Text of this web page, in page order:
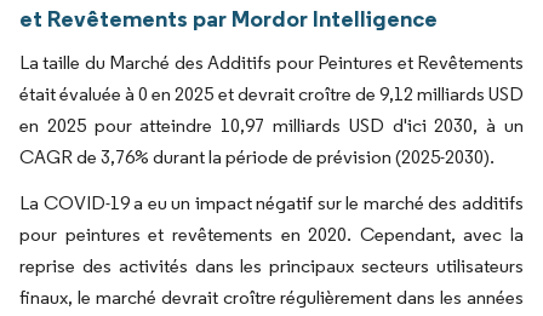
et Revêtements par Mordor Intelligence
La taille du Marché des Additifs pour Peintures et Revêtements
était évaluée à 0 en 2025 et devrait croître de 9,12 milliards USD
en 2025 pour atteindre 10,97 milliards USD d'ici 2030, à un
CAGR de 3,76% durant la période de prévision (2025-2030).
La COVID-19 a eu un impact négatif sur le marché des additifs
pour peintures et revêtements en 2020. Cependant, avec la
reprise des activités dans les principaux secteurs utilisateurs
finaux, le marché devrait croître régulièrement dans les années